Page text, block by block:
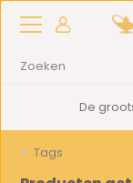
De
Tags